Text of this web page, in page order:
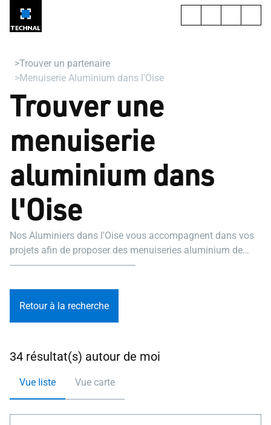
Trouver un partenaire
Menuiserie Aluminium dans l'Oise
Trouver une
menuiserie
aluminium dans
l'Oise
Nos Aluminiers dans l'Oise vous accompagnent dans vos
projets afin de proposer des menuiseries aluminium de
qualité et sur mesure.
Retour à la recherche
34 résultat(s) autour de moi
Vue liste Vue carte